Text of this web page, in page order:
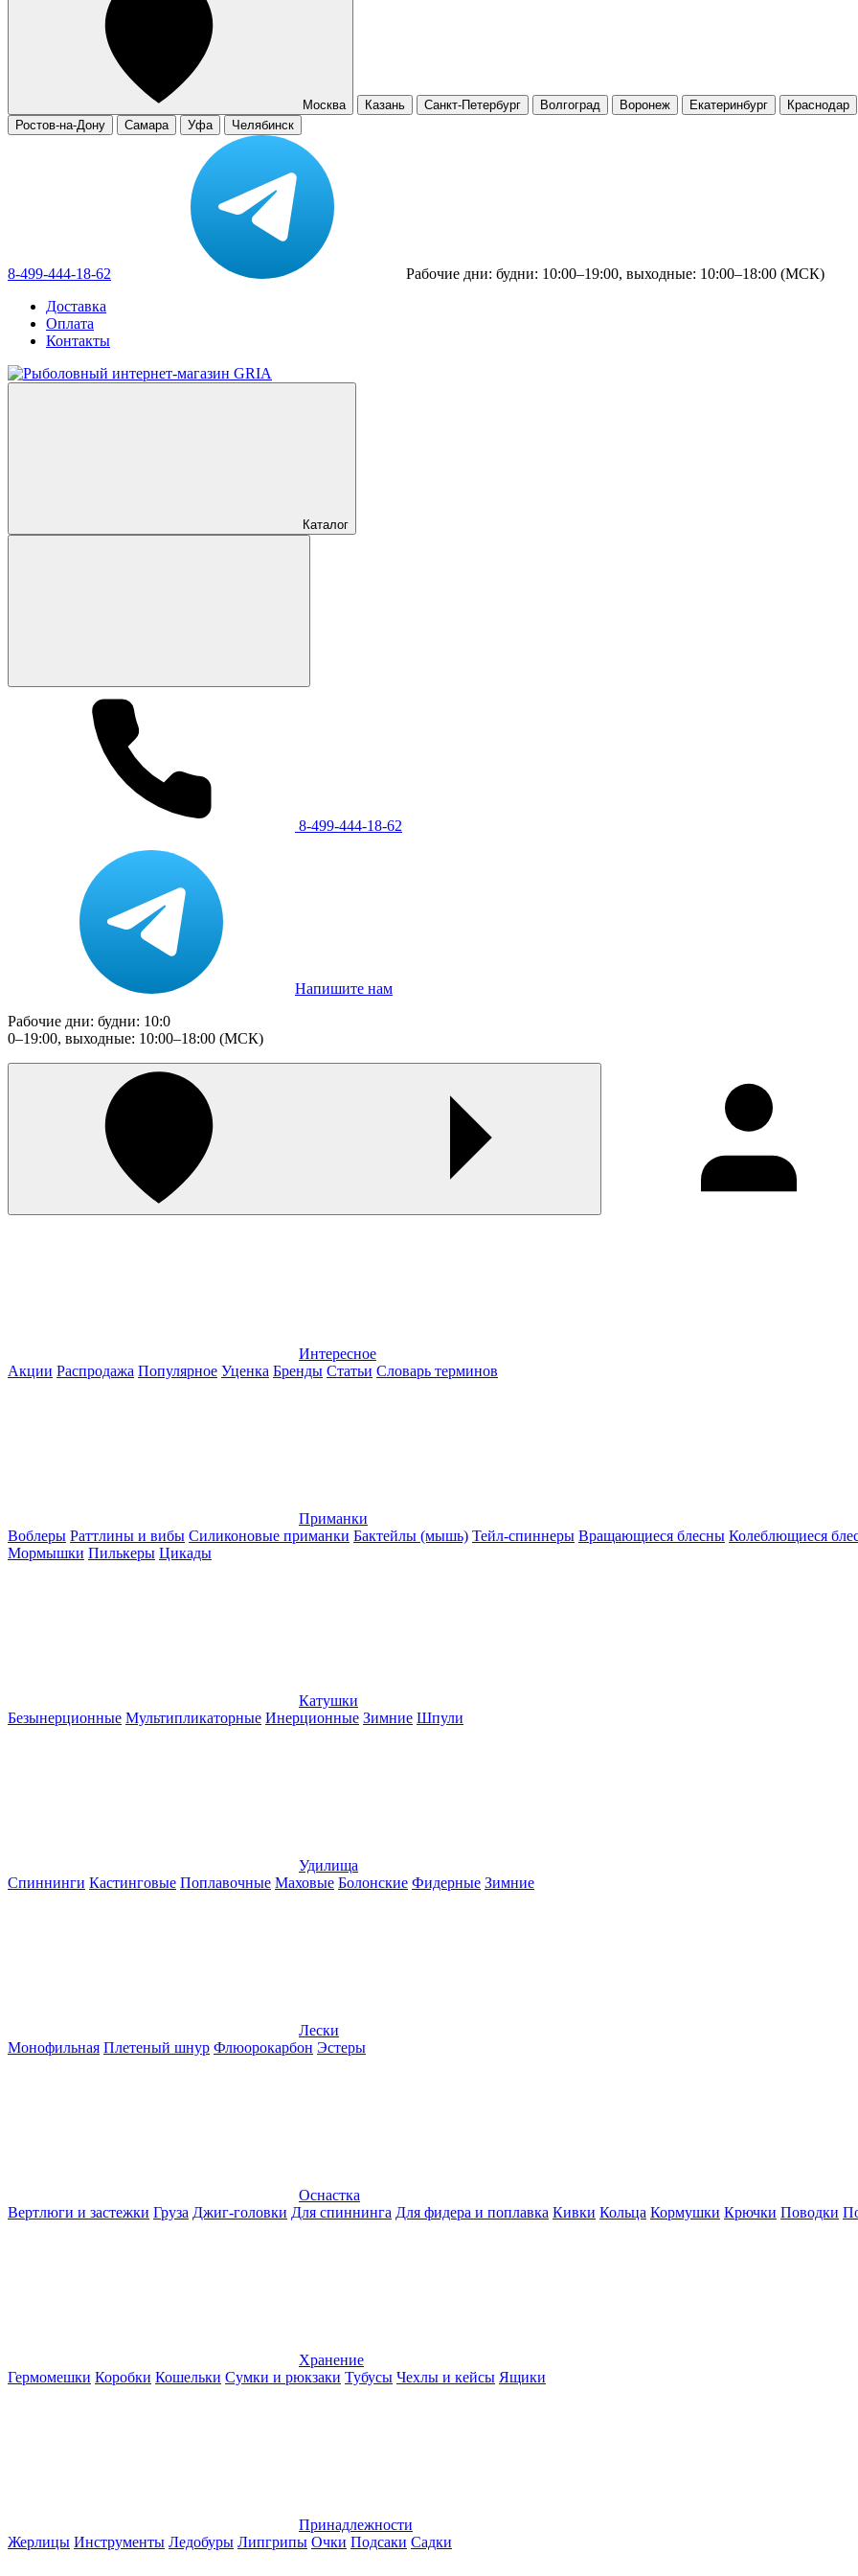
Москва Казань Санкт-Петербург Волгоград Воронеж Екатеринбург Краснодар
Ростов-на-Дону
Самара Уфа Челябинск
8-499-444-18-62
Рабочие дни: будни: 10:00–19:00, выходные: 10:00–18:00 (МСК)
Доставка
Оплата
Контакты
Каталог
8-499-444-18-62
Напишите нам
Рабочие дни: будни: 10:0
0–19:00, выходные: 10:00–18:00 (МСК)
Интересное
Акции Распродажа Популярное Уценка Бренды Статьи Словарь терминов
Приманки
Воблеры Раттлины и вибы Силиконовые приманки Бактейлы (мышь) Тейл-спиннеры Вращающиеся блесны Колеблющиеся
Мормышки Пилькеры Цикады
Катушки
Безынерционные Мультипликаторные Инерционные Зимние Шпули
Удилища
Спиннинги Кастинговые Поплавочные Маховые Болонские Фидерные Зимние
Лески
Монофильная Плетеный шнур Флюорокарбон Эстеры
Оснастка
Вертлюги и застежки Груза Джиг-головки Для спиннинга Для фидера и поплавка Кивки Кольца Кормушки Крючки Поводки
Хранение
Гермомешки Коробки Кошельки Сумки и рюкзаки Тубусы Чехлы и кейсы Ящики
Принадлежности
Жерлицы Инструменты Ледобуры Липгрипы Очки Подсаки Садки